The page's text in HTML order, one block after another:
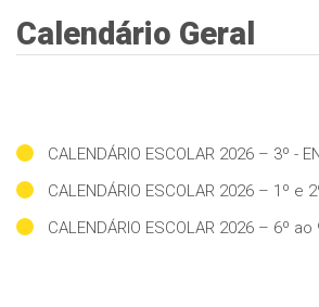
Calendário Geral
CALENDÁRIO ESCOLAR 2026 – 3º -
CALENDÁRIO ESCOLAR 2026 – 1º e
CALENDÁRIO ESCOLAR 2026 – 6º